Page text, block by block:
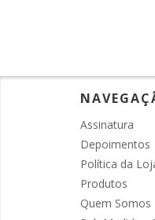
Assinatura
Depoimentos
Política da
Produtos
Quem Somos